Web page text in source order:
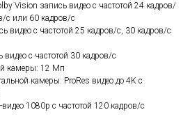
Vision запись видео c частотой 24 кадров/
с или 60 кадров/с
видео с частотой 25 кадров/с, 30 кадров/с
с частотой 30 кадров/с
камеры: 12 Мп
камеры: ProRes видео до 4K с
1080p с частотой 120 кадров/с